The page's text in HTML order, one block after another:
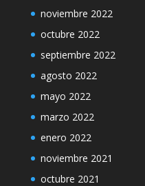
noviembre 2022
octubre 2022
septiembre 2022
agosto 2022
mayo 2022
marzo 2022
enero 2022
noviembre 2021
octubre 2021